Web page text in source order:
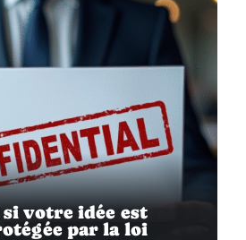
votre idée est
par la loi